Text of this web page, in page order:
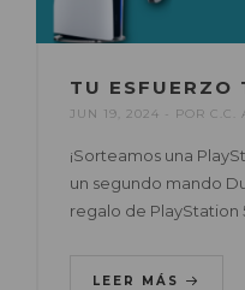
TU ESFUERZO
JUN 19, 2024 POR C.C.
¡Sorteamos una
un segundo mando
regalo de PlayStation
LEER MÁS